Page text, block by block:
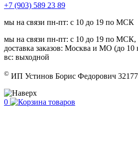
+7 (903) 589 23 89
мы на связи пн-пт: с 10 до 19 по МСК
мы на связи пн-пт: с 10 до 19 по МСК,
доставка заказов: Москва и МО (до 10
вс: выходной
© ИП Устинов Борис Федорович
0